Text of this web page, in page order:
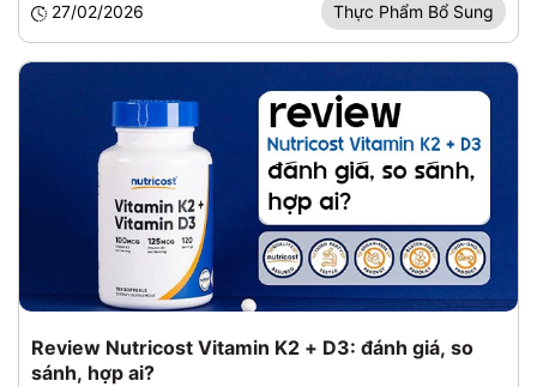
27/02/2026 Thực Phẩm Bổ Sung
Review Nutricost Vitamin K2 + D3: đánh giá, so
sánh, hợp ai?